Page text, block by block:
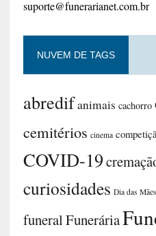
suporte@funerarianet.com.br
NUVEM DE TAGS
abredifanimais cachorro
cemitérios cinema
COVID-19
curiosidades Dia das Mães
funeralFunerária